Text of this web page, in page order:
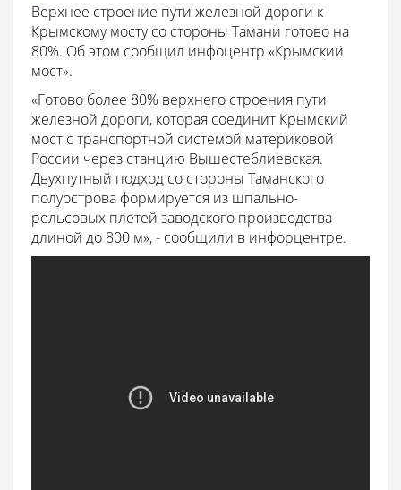
Верхнее строение пути железной дороги к
Крымскому мосту со стороны Тамани готово на
80%. Об этом сообщил инфоцентр «Крымский
мост».
«Готово более 80% верхнего строения пути
железной дороги, которая соединит Крымский
мост с транспортной системой материковой
России через станцию Вышестеблиевская.
Двухпутный подход со стороны Таманского
полуострова формируется из шпально-
рельсовых плетей заводского производства
длиной до 800 м», - сообщили в инфорцентре.